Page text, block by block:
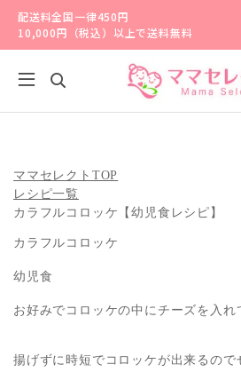
配送料全国一律450円
10,000円（税込）以上で送料無料
ママセレクトTOP
レシピ一覧
カラフルコロッケ【幼児食レシピ】
カラフルコロッケ
幼児食
お好みでコロッケの中にチーズを入れ
揚げずに時短でコロッケが出来るので